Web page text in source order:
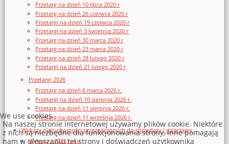
Przetarg na dzień 10 lipca 2020 r
Przetarg na dzień 26 czerwca 2020 r
Przetargi na dzień 19 czerwca 2020 r
Przetargi na dzień 3 kwietnia 2020 r
Przetarg na dzień 30 marca 2020 r
Przetarg na dzień 23 marca 2020 r
Przetarg na dzień 28 lutego 2020 r
Przetargi na dzień 21 lutego 2020 r
Przetargi 2026
Przetarg na dzień 6 marca 2026 r.
Przetargi na dzień 10 sierpnia 2026 r.
Przetarg na dzień 11 sierpnia 2026 r.
Przetarg na dzień 11 września 2026 r.
Wykazy nieruchomości przeznaczonych do sprzedaży i dzierżawy
Wykazy z 2026 roku
We use cookies
Na naszej stronie internetowej używamy plików cookie. Niektóre
z nich są niezbędne dla funkcjonowania strony, inne pomagają
nam w ulepszaniu tej strony i doświadczeń użytkownika